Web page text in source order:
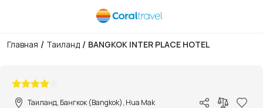
Главная / Таиланд / BANGKOK INTER PLACE HOTEL
Таиланд, Бангкок (Bangkok), Hua Mak